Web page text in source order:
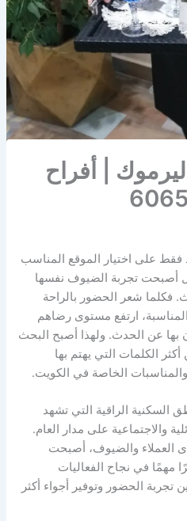
| أفراح
فقط على اختيار الموقع المناسب
بل أصبحت تجربة الضيوف نفسها
فكلما شعر الحضور بالراحة
ارتفع مستوى رضاهم
عن الحدث. ولهذا أصبح البحث
الكلمات التي يهتم بها
الخاصة في الكويت.
السكنية الراقية التي تشهد
والاجتماعية على مدار العام.
العملاء والضيوف، أصبحت
مهمًا في نجاح الفعاليات
تجربة الحضور وتوفير أجواء أكثر